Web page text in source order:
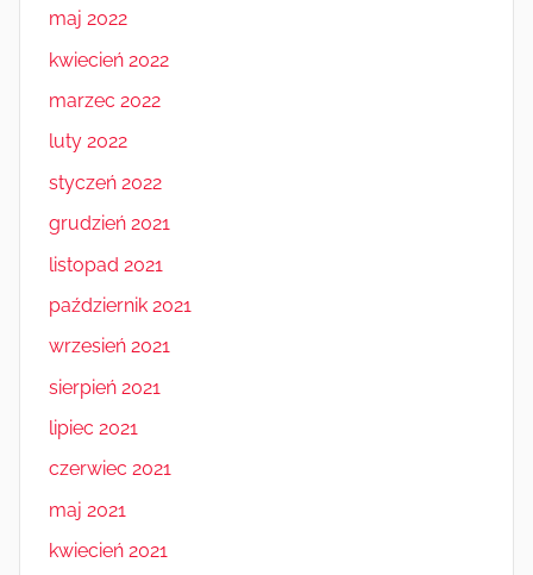
maj 2022
kwiecień 2022
marzec 2022
luty 2022
styczeń 2022
grudzień 2021
listopad 2021
październik 2021
wrzesień 2021
sierpień 2021
lipiec 2021
czerwiec 2021
maj 2021
kwiecień 2021